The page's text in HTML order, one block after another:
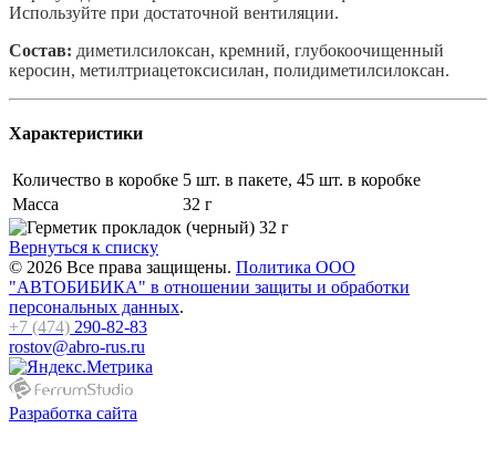
Используйте при достаточной вентиляции.
Состав: диметилсилоксан, кремний, глубокоочищенный
керосин, метилтриацетоксисилан, полидиметилсилоксан.
Характеристики
Количество в коробке 5 шт. в пакете, 45 шт. в коробке
Масса
32 г
Вернуться к списку
© 2026 Все права защищены. Политика ООО
"АВТОБИБИКА" в отношении защиты и обработки
персональных данных.
+7 (474) 290-82-83
rostov@abro-rus.ru
Разработка сайта